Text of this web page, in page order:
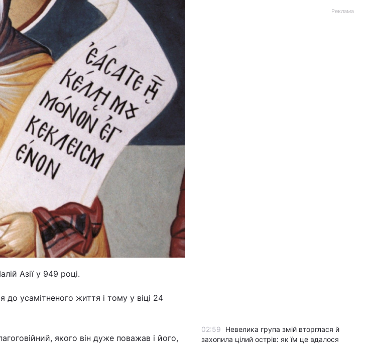
Азії у 949 році.
усамітненого життя і тому у віці 24
якого він дуже поважав і його,
Реклама
02:59
Невелика група змій вторглася й
захопила цілий острів: як їм це вдалося